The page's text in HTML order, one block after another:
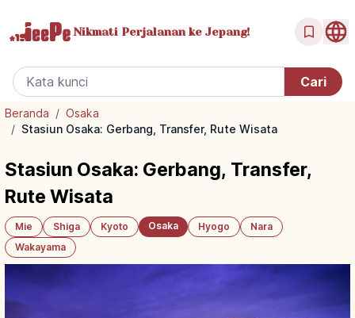
Nikmati Perjalanan ke Jepang!
Beranda / Osaka
/ Stasiun Osaka: Gerbang, Transfer, Rute Wisata
Stasiun Osaka: Gerbang, Transfer,
Rute Wisata
Mie Shiga Kyoto Osaka Hyogo
Nara
Wakayama